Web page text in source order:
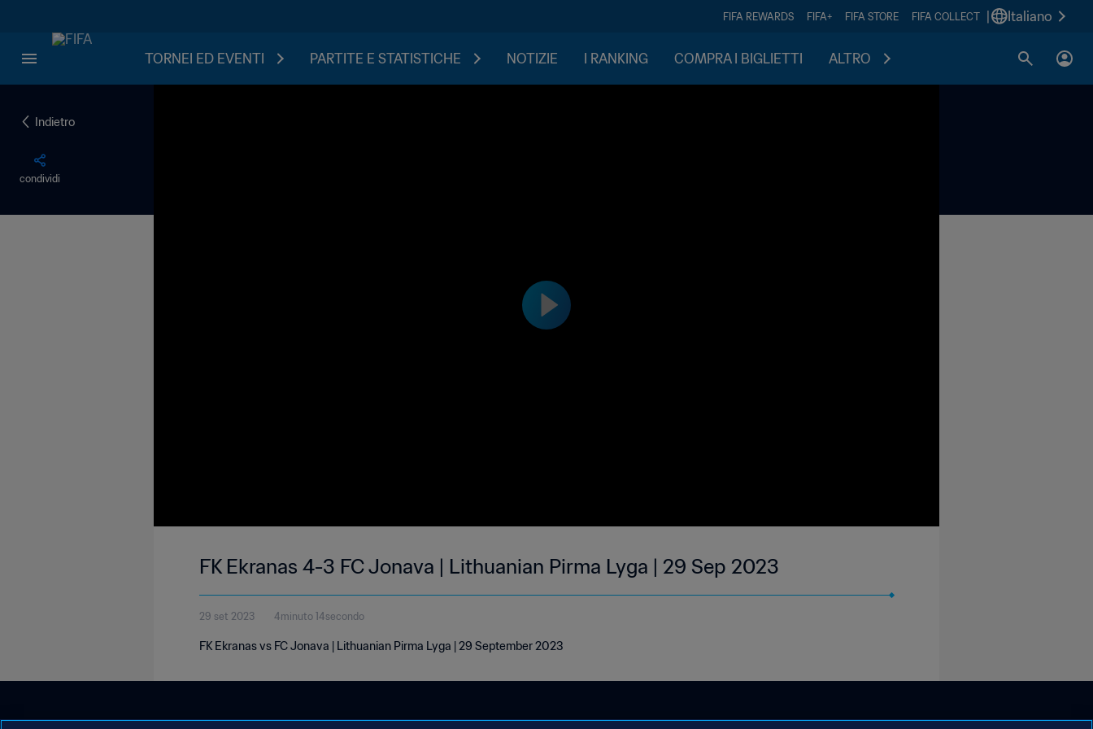
FIFA REWARDS FIFA+ FIFA STORE FIFA COLLECT Italiano
TORNEI ED EVENTI PARTITE E STATISTICHE NOTIZIE I RANKING COMPRA I BIGLIETTI ALTRO
Indietro
condividi
FK Ekranas 4-3 FC Jonava | Lithuanian Pirma Lyga | 29 Sep 2023
29 set 2023 4minuto 14secondo
FK Ekranas vs FC Jonava | Lithuanian Pirma Lyga | 29 September 2023